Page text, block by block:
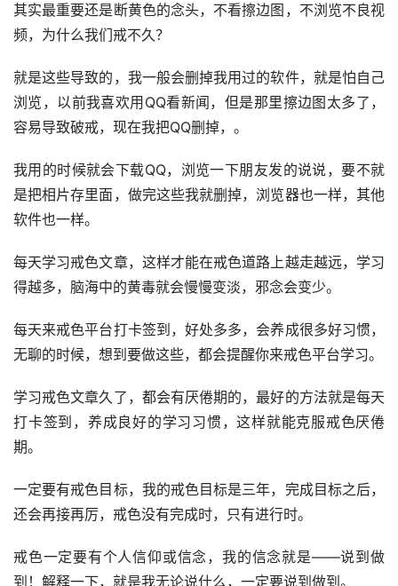
其实最重要还是断黄色的念头，不看擦边图，不浏览不良视
频，为什么我们戒不久？
就是这些导致的，我一般会删掉我用过的软件，就是怕自己
浏览，以前我喜欢用QQ看新闻，但是那里擦边图太多了，
容易导致破戒，现在我把QQ删掉，。
我用的时候就会下载QQ，浏览一下朋友发的说说，要不就
是把相片存里面，做完这些我就删掉，浏览器也一样，其他
软件也一样。
每天学习戒色文章，这样才能在戒色道路上越走越远，学习
得越多，脑海中的黄毒就会慢慢变淡，邪念会变少。
每天来戒色平台打卡签到，好处多多，会养成很多好习惯，
无聊的时候，想到要做这些，都会提醒你来戒色平台学习。
学习戒色文章久了，都会有厌倦期的，最好的方法就是每天
打卡签到，养成良好的学习习惯，这样就能克服戒色厌倦
期。
一定要有戒色目标，我的戒色目标是三年，完成目标之后，
还会再接再厉，戒色没有完成时，只有进行时。
戒色一定要有个人信仰或信念，我的信念就是——说到做
到！解释一下，就是我无论说什么，一定要说到做到。